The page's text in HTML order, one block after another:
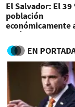
El Salvador: El 39
población
económicamente
está en subempleo
EN